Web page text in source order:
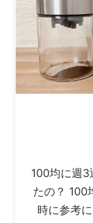
100均に週3
たの？ 100
時に参考